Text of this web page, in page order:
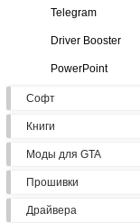
Telegram
Driver Booster
PowerPoint
Софт
Книги
Моды для GTA
Прошивки
Драйвера